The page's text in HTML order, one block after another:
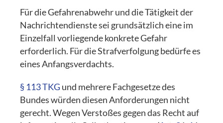
Für die Gefahrenabwehr und die Tätigkeit der
Nachrichtendienste sei grundsätzlich eine im
Einzelfall vorliegende konkrete Gefahr
erforderlich. Für die Strafverfolgung bedürfe es
eines Anfangsverdachts.
§ 113 TKG und mehrere Fachgesetze des
Bundes würden diesen Anforderungen nicht
gerecht. Wegen Verstoßes gegen das Recht auf